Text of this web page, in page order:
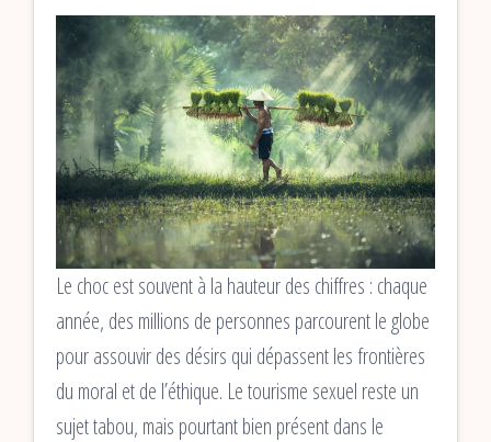
Le choc est souvent à la hauteur des chiffres : chaque
année, des millions de personnes parcourent le globe
pour assouvir des désirs qui dépassent les frontières
du moral et de l’éthique. Le tourisme sexuel reste un
sujet tabou, mais pourtant bien présent dans le